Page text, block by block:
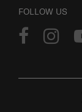
FOLLOW US